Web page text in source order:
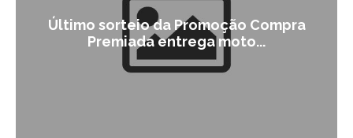
Último sorteio da Promoção Compra
Premiada entrega moto...